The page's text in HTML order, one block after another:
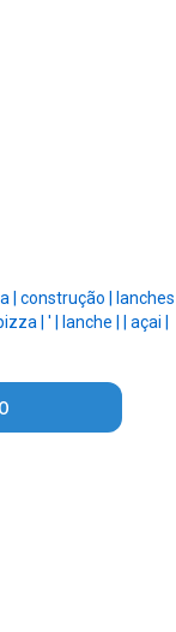
| construção |
lanches
| ' | lanche |
açai |